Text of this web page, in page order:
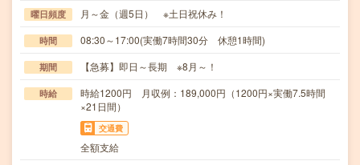
曜日頻度 月～金（週5日） ※土日祝休み！
時間 08:30～17:00(実働7時間30分 休憩1時間)
期間 【急募】即日～長期 ※8月～！
時給
時給1200円 月収例：189,000円（1200円×実働7.5時間
×21日間）
交通費
全額支給